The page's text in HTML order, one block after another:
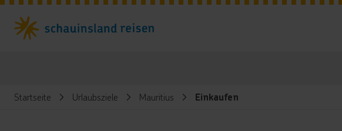
Startseite Urlaubsziele Mauritius Einkaufen